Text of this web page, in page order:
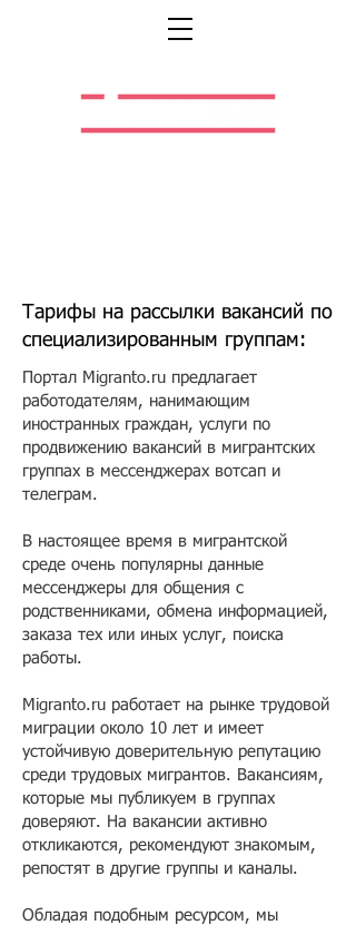
Тарифы на рассылки вакансий по
специализированным группам:
Портал Migranto.ru предлагает
работодателям, нанимающим
иностранных граждан, услуги по
продвижению вакансий в мигрантских
группах в мессенджерах вотсап и
телеграм.
В настоящее время в мигрантской
среде очень популярны данные
мессенджеры для общения с
родственниками, обмена информацией,
заказа тех или иных услуг, поиска
работы.
Migranto.ru работает на рынке трудовой
миграции около 10 лет и имеет
устойчивую доверительную репутацию
среди трудовых мигрантов. Вакансиям,
которые мы публикуем в группах
доверяют. На вакансии активно
откликаются, рекомендуют знакомым,
репостят в другие группы и каналы.
Обладая подобным ресурсом, мы